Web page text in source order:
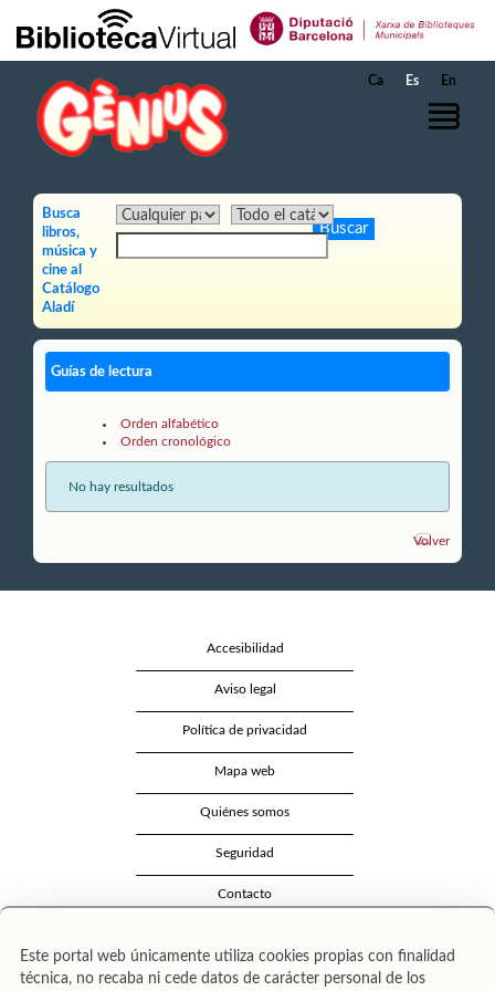
Saltar al contenido principal
Ca Es En
Busca
libros,
música y
cine al
Catálogo
Aladí
Guías de lectura
Orden alfabético
Orden cronológico
No hay resultados
Volver
Accesibilidad
Aviso legal
Política de privacidad
Mapa web
Quiénes somos
Seguridad
Contacto
Este portal web únicamente utiliza cookies propias con finalidad
técnica, no recaba ni cede datos de carácter personal de los